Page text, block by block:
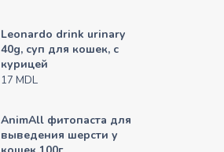
Leonardo drink urinary
40g, суп для кошек, с
курицей
17 MDL
AnimAll фитопаста для
выведения шерсти у